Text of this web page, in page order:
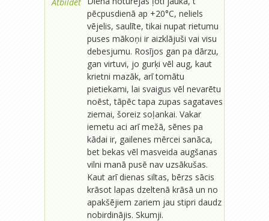
pēcpusdienā ap +20°C, neliels
vējelis, saulīte, tikai nupat rietumu
puses mākoņi ir aizklājuši vai visu
debesjumu. Rosījos gan pa dārzu,
gan virtuvi, jo gurķi vēl aug, kaut
krietni mazāk, arī tomātu
pietiekami, lai svaigus vēl nevarētu
noēst, tāpēc tapa zupas sagataves
ziemai, šoreiz soļankai. Vakar
iemetu aci arī mežā, sēnes pa
kādai ir, gailenes mērcei sanāca,
bet bekas vēl masveida augšanas
vilni manā pusē nav uzsākušas.
Kaut arī dienas siltas, bērzs sācis
krāsot lapas dzeltenā krāsā un no
apakšējiem zariem jau stipri daudz
nobirdinājis. Skumji.